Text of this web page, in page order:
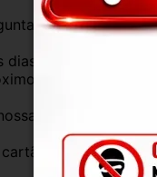
para tirar todas
de segunda a
dia útil.
loja física
cartão de crédito.